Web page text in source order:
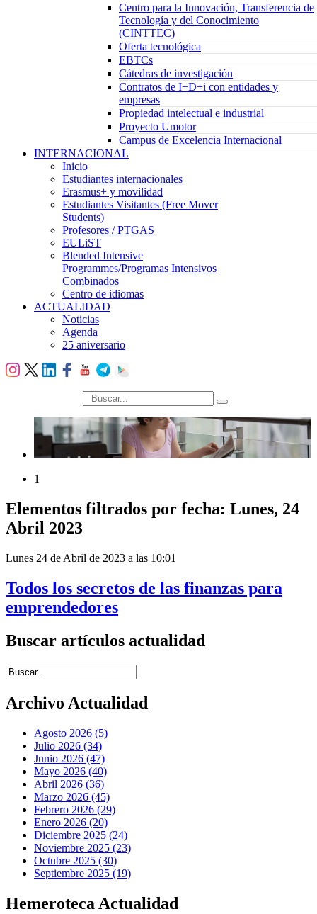
Centro para la Innovación, Transferencia de
Tecnología y del Conocimiento
(CINTTEC)
Oferta tecnológica
EBTCs
Cátedras de investigación
Contratos de I+D+i con entidades y
empresas
Propiedad intelectual e industrial
Proyecto Umotor
Campus de Excelencia Internacional
INTERNACIONAL
Inicio
Estudiantes internacionales
Erasmus+ y movilidad
Estudiantes Visitantes (Free Mover
Students)
Profesores / PTGAS
EULiST
Blended Intensive
Programmes/Programas Intensivos
Combinados
Centro de idiomas
ACTUALIDAD
Noticias
Agenda
25 aniversario
búsqueda
1
Elementos filtrados por fecha: Lunes, 24
Abril 2023
Lunes 24 de Abril de 2023 a las 10:01
Todos los secretos de las finanzas para
emprendedores
Buscar artículos actualidad
Introduce términos de búsqueda
Archivo Actualidad
Agosto 2026 (5)
Julio 2026 (34)
Junio 2026 (47)
Mayo 2026 (40)
Abril 2026 (36)
Marzo 2026 (45)
Febrero 2026 (29)
Enero 2026 (20)
Diciembre 2025 (24)
Noviembre 2025 (23)
Octubre 2025 (30)
Septiembre 2025 (19)
Hemeroteca Actualidad